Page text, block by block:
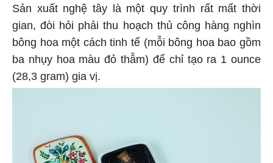
Sản xuất nghệ tây là một quy trình rất mất thời
gian, đòi hỏi phải thu hoạch thủ công hàng nghìn
bông hoa một cách tinh tế (mỗi bông hoa bao gồm
ba nhụy hoa màu đỏ thẫm) để chỉ tạo ra 1 ounce
(28,3 gram) gia vị.